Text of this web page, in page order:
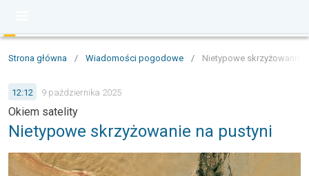
Strona główna / Wiadomości pogodowe / Nietypowe skrzyżowanie
12:12 9 października 2025
Okiem satelity
Nietypowe skrzyżowanie na pustyni